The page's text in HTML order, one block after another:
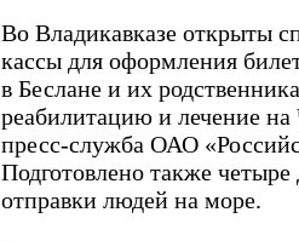
Во Владикавказе открыты
кассы для оформления
в Беслане и их
реабилитацию и лечение
пресс-служба ОАО
Подготовлено также
отправки людей на море.